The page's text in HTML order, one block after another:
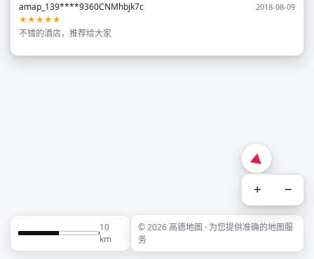
amap_139****9360CNMhbjk7c
2018-08-09
★★★★★
不错的酒店，推荐给大家
+ −
10
km
© 2026 高德地图 · 为您提供准确的地图服
务